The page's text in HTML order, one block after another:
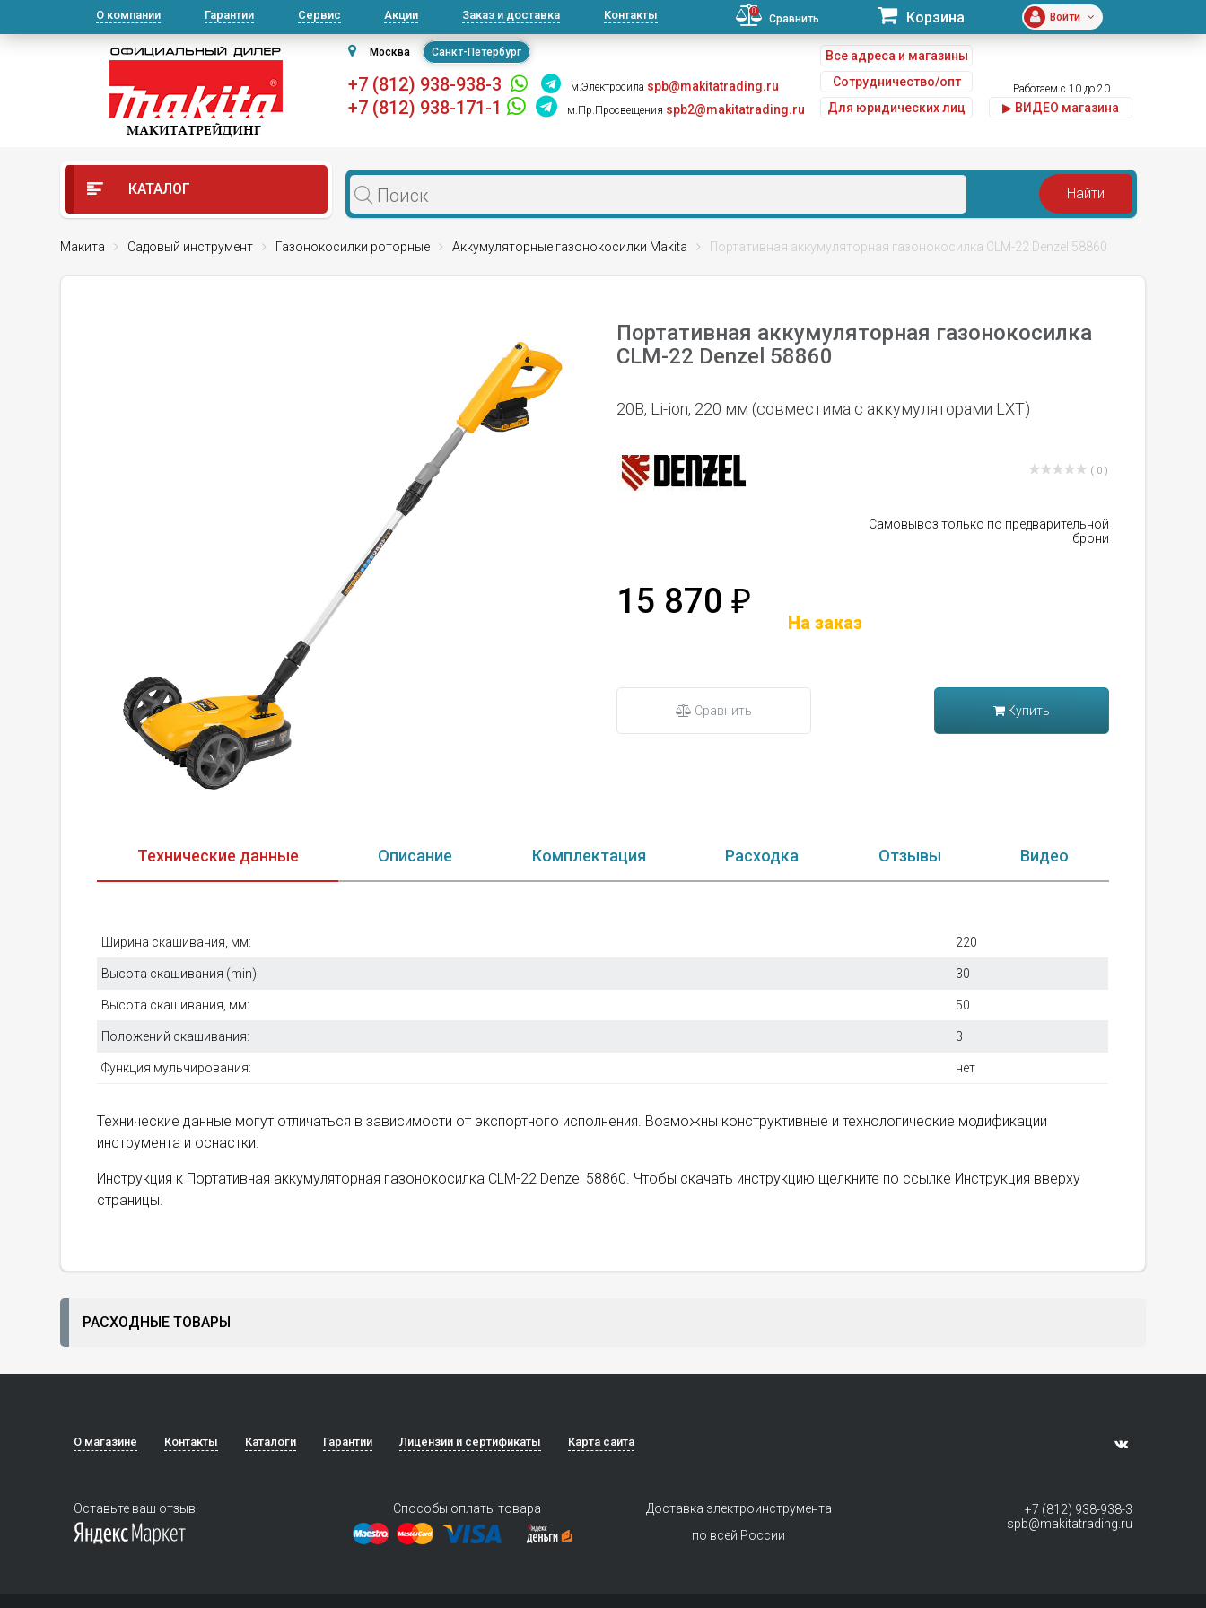
О компании Гарантии Сервис Акции Заказ и доставка Контакты 0
Сравнить Корзина Войти
Москва Санкт-Петербург
+7 (812) 938-938-3 м.Электросила spb@makitatrading.ru
+7 (812) 938-171-1 м.Пр.Просвещения spb2@makitatrading.ru
Все адреса и магазины
Сотрудничество/опт
Для юридических лиц
Работаем с 10 до 20
▶ ВИДЕО магазина
КАТАЛОГ
Макита Садовый инструмент Газонокосилки роторные Аккумуляторные газонокосилки Makita Портативная аккумуляторная газонокосилка CLM-22 Denzel 58860
Портативная аккумуляторная газонокосилка
CLM-22 Denzel 58860
20В, Li-ion, 220 мм (совместима с аккумуляторами LXT)
( 0 )
Самовывоз только по предварительной
брони
15 870 ₽
На заказ
Сравнить Купить
Технические данные Описание Комплектация Расходка Отзывы Видео
Ширина скашивания, мм: 220
Высота скашивания (min): 30
Высота скашивания, мм: 50
Положений скашивания: 3
Функция мульчирования: нет
Технические данные могут отличаться в зависимости от экспортного исполнения. Возможны конструктивные и технологические модификации
инструмента и оснастки.
Инструкция к Портативная аккумуляторная газонокосилка CLM-22 Denzel 58860. Чтобы скачать инструкцию щелкните по ссылке Инструкция вверху
страницы.
РАСХОДНЫЕ ТОВАРЫ
О магазине Контакты Каталоги Гарантии Лицензии и сертификаты Карта сайта
Оставьте ваш отзыв Способы оплаты товара
Доставка электроинструмента
по всей России
+7 (812) 938-938-3
spb@makitatrading.ru